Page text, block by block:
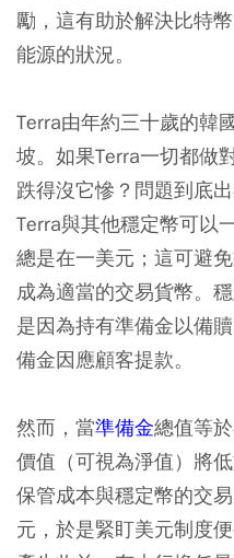
勵，這有助於解決比特
能源的狀況。
Terra由年約三十歲的韓
坡。如果Terra一切都做
跌得沒它慘？問題到底
Terra與其他穩定幣可以
總是在一美元；這可避
成為適當的交易貨幣。
是因為持有準備金以備
備金因應顧客提款。
然而，當準備金總值等
價值（可視為淨值）將
保管成本與穩定幣的交
元，於是緊盯美元制度